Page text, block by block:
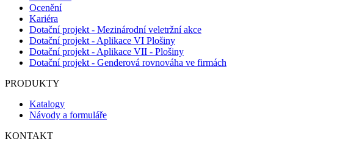
Ocenění
Kariéra
Dotační projekt - Mezinárodní veletržní akce
Dotační projekt - Aplikace VI Plošiny
Dotační projekt - Aplikace VII - Plošiny
Dotační projekt - Genderová rovnováha ve firmách
PRODUKTY
Katalogy
Návody a formuláře
KONTAKT